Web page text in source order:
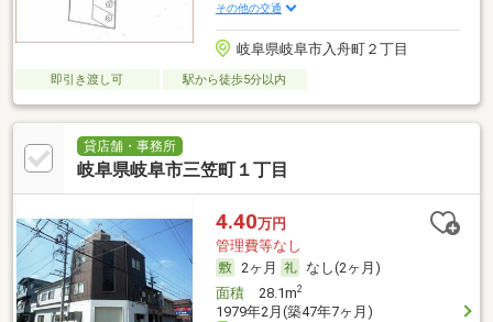
その他の交通
岐阜県岐阜市入舟町２丁目
即引き渡し可 駅から徒歩5分以内
貸店舗・事務所
岐阜県岐阜市三笠町１丁目
4.40万円
管理費等なし
2ヶ月
なし(2ヶ月)
面積28.1m2
1979年2月(築47年7ヶ月)